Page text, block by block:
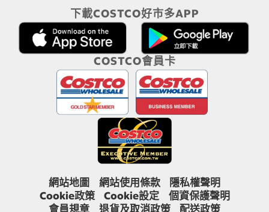
下載COSTCO好市多APP
COSTCO會員卡
網站地圖 網站使用條款
隱私權聲明
Cookie政策
Cookie設定
個資保護聲明
會員規章
退貨及取消政策 配送政策